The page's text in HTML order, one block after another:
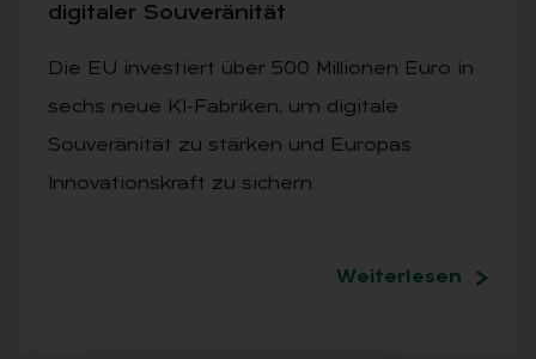
di­gi­ta­ler Sou­ve­rä­ni­tät
Die EU investiert über 500 Millionen Euro in
sechs neue KI-Fabriken, um digitale
Souveränität zu stärken und Europas
Innovationskraft zu sichern.
Weiterlesen